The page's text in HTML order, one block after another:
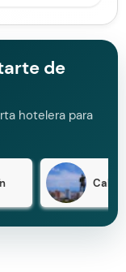
de
hotelera para
Cali